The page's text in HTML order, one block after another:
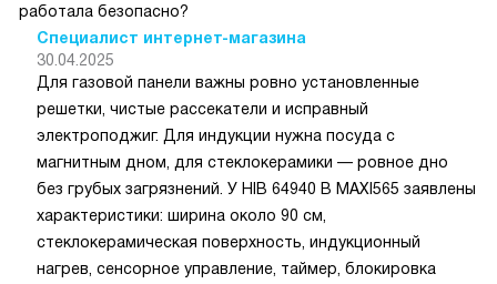
работала безопасно?
Специалист интернет-магазина
30.04.2025
Для газовой панели важны ровно установленные
решетки, чистые рассекатели и исправный
электроподжиг. Для индукции нужна посуда с
магнитным дном, для стеклокерамики — ровное дно
без грубых загрязнений. У HIB 64940 B MAXI565 заявлены
характеристики: ширина около 90 см,
стеклокерамическая поверхность, индукционный
нагрев, сенсорное управление, таймер, блокировка